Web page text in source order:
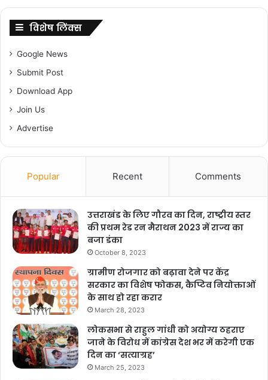
विशेष लिंक्स
Google News
Submit Post
Download App
Join Us
Advertise
Popular Recent Comments
उत्तराखंड के लिए गौरव का दिन, राष्ट्रीय स्तर
की प्रथम रेड रन मैराथन 2023 में राज्य का
बजा डंका
October 8, 2023
ग्रामीण रोजगार को बढ़ावा देने पर केंद्र
सरकार का विशेष फोकस, कैप्टिव नियोक्ताओं
के साथ हो रहा करार
March 28, 2023
लोकसभा से राहुल गांधी को अयोग्य ठहराए
जाने के विरोध में कांग्रेस देश भर में करेगी एक
दिन का ‘सत्याग्रह’
March 25, 2023